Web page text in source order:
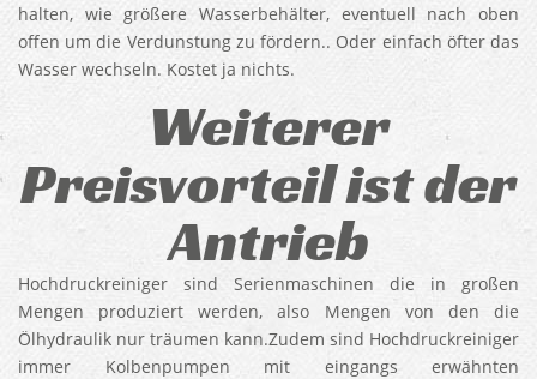
halten, wie größere Wasserbehälter, eventuell nach oben
offen um die Verdunstung zu fördern.. Oder einfach öfter das
Wasser wechseln. Kostet ja nichts.
Weiterer
Preisvorteil ist der
Antrieb
Hochdruckreiniger sind Serienmaschinen die in großen
Mengen produziert werden, also Mengen von den die
Ölhydraulik nur träumen kann.Zudem sind Hochdruckreiniger
immer Kolbenpumpen mit eingangs erwähnten